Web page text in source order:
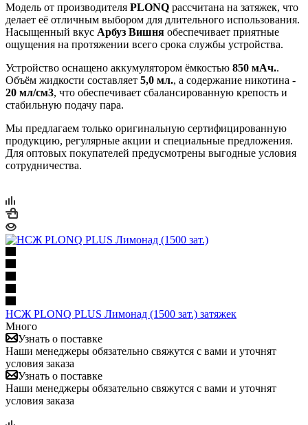
Модель от производителя PLONQ рассчитана на затяжек, что
делает её отличным выбором для длительного использования.
Насыщенный вкус Арбуз Вишня обеспечивает приятные
ощущения на протяжении всего срока службы устройства.
Устройство оснащено аккумулятором ёмкостью 850 мАч..
Объём жидкости составляет 5,0 мл., а содержание никотина -
20 мл/см3, что обеспечивает сбалансированную крепость и
стабильную подачу пара.
Мы предлагаем только оригинальную сертифицированную
продукцию, регулярные акции и специальные предложения.
Для оптовых покупателей предусмотрены выгодные условия
сотрудничества.
НСЖ PLONQ PLUS Лимонад (1500 зат.) затяжек
Много
Узнать о поставке
Наши менеджеры обязательно свяжутся с вами и уточнят
условия заказа
Узнать о поставке
Наши менеджеры обязательно свяжутся с вами и уточнят
условия заказа